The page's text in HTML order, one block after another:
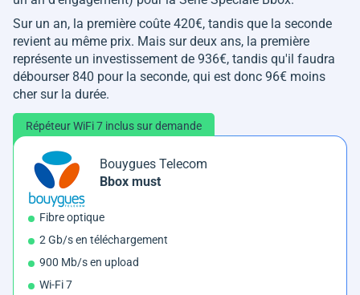
Sur un an, la première coûte 420€, tandis que la seconde
revient au même prix. Mais sur deux ans, la première
représente un investissement de 936€, tandis qu'il faudra
débourser 840 pour la seconde, qui est donc 96€ moins
cher sur la durée.
Répéteur WiFi 7 inclus sur demande
Bouygues Telecom
Bbox must
Fibre optique
2 Gb/s en téléchargement
900 Mb/s en upload
Wi-Fi 7